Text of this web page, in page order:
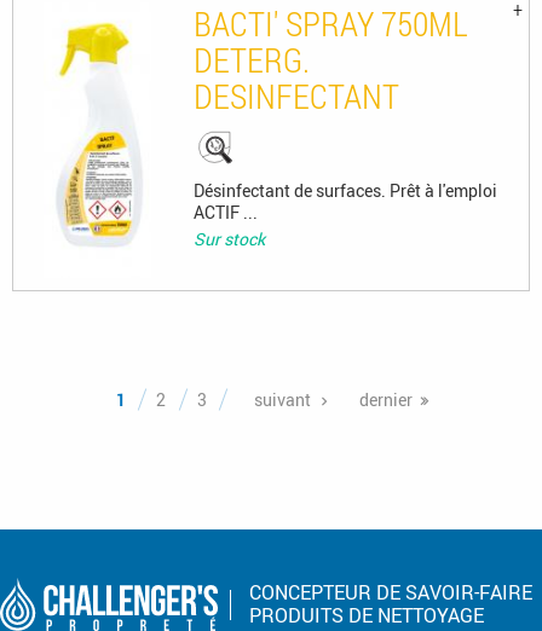
BACTI' SPRAY 750ML
DETERG.
DESINFECTANT
Désinfectant de surfaces. Prêt à l'emploi
ACTIF ...
Sur stock
1 2 3 suivant dernier
CONCEPTEUR DE SAVOIR-FAIRE
PRODUITS DE NETTOYAGE